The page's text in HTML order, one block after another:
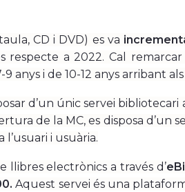
CD i DVD) es va
respecte a 2022. Cal
anys i de 10-12 anys arribant
d’un únic servei bibliotecari
de la MC, es disposa d’un
i usuària.
llibres electrònics a través d’
Aquest servei és una